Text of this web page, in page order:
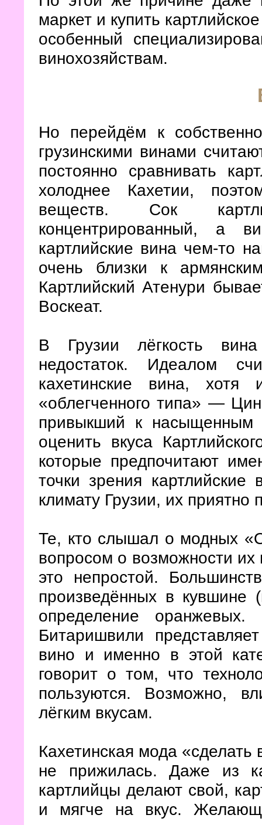
маркет и купить
особенный
винохозяйствам.
Но перейдём к
грузинскими винами
постоянно сравнивать
холоднее Кахетии,
веществ. Сок
концентрированный, а
картлийские вина чем-то
очень близки к
Картлийский Атенури
Воскеат.
В Грузии лёгкость
недостаток. Идеалом
кахетинские вина,
«облегченного типа» —
привыкший к
оценить вкуса
которые предпочитают
точки зрения
климату Грузии, их
Те, кто слышал о модных
вопросом о возможности их
это непростой.
произведённых в кувшине
определение
Битаришвили
вино и именно в этой
говорит о том, что
пользуются. Возможно,
лёгким вкусам.
Кахетинская мода
не прижилась. Даже из
картлийцы делают свой,
и мягче на вкус.